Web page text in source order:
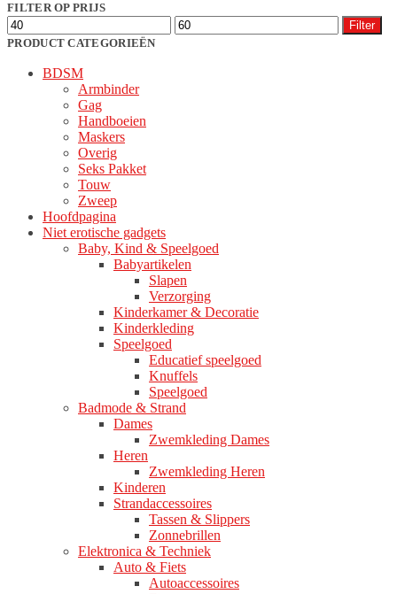
kan
FILTER OP PRIJS
Min.
prijs
Max.
prijs
Filter
PRODUCT CATEGORIEËN
BDSM
Armbinder
Gag
Handboeien
Maskers
Overig
Seks Pakket
Touw
Zweep
Hoofdpagina
Niet erotische gadgets
Baby, Kind & Speelgoed
Babyartikelen
Slapen
Verzorging
Kinderkamer & Decoratie
Kinderkleding
Speelgoed
Educatief speelgoed
Knuffels
Speelgoed
Badmode & Strand
Dames
Zwemkleding Dames
Heren
Zwemkleding Heren
Kinderen
Strandaccessoires
Tassen & Slippers
Zonnebrillen
Elektronica & Techniek
Auto & Fiets
Autoaccessoires